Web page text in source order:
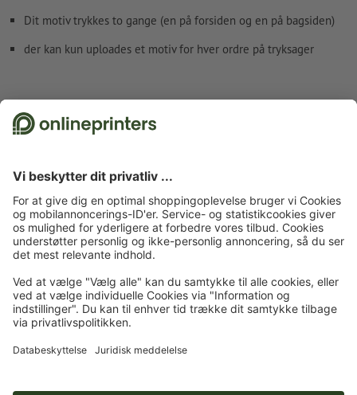
Dit motiv trykkes to gange (en på forsiden og en på bagsiden)
der kan kun uploades et motiv for hver ordre på tryksager
Fakta vedr. sikkerhed og producent
reklame
Gadeskilte Gadeskilte, eksklusive, kun tryk
Tilmeld dig til nyhedsbrevet og få en rabatkupon på 15 %